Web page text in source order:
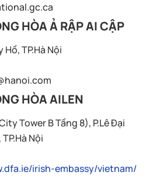
HÒA Ả RẬP AI CẬP
Hồ, TP.Hà Nội
HÒA AILEN
Tower B Tầng 8), P.Lê Đại
Nội
irish-embassy/vietnam/